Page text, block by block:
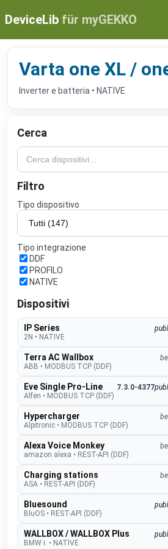
DeviceLib für myGEKKO
Varta one XL /
Inverter e batteria • NATIVE
Cerca
Filtro
Tipo dispositivo
Tipo integrazione
DDF
PROFILO
NATIVE
Dispositivi
IP Series
2N • NATIVE
Terra AC Wallbox
ABB • MODBUS TCP (DDF)
Eve Single Pro-Line 7.3.0-4377
Alfen • MODBUS TCP (DDF)
Hypercharger
Alpitronic • MODBUS TCP (DDF)
Alexa Voice Monkey
amazon alexa • REST-API (DDF)
Charging stations
ASA • REST-API (DDF)
Bluesound
BluOS • REST-API (DDF)
WALLBOX / WALLBOX Plus
BMW i. • NATIVE